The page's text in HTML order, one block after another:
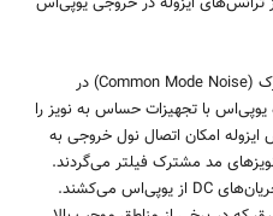
(
Common Mode Noise) در
با تجهیزات حساس به نویز را
ایزوله امکان اتصال نول خروجی به
مد مشترک فیلتر می‌گردند.
DC از یوپی‌اس می‌کشند.